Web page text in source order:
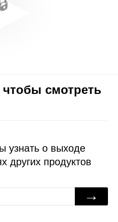
смотреть
узнать о выходе
других продуктов
→